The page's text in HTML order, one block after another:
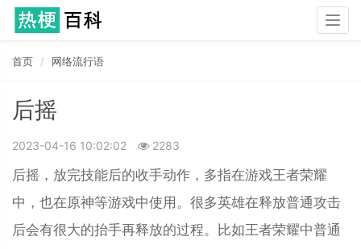
首页 网络流行语
后摇
2023-04-16 10:02:02 2283
后摇，放完技能后的收手动作，多指在游戏王者荣耀
中，也在原神等游戏中使用。很多英雄在释放普通攻击
后会有很大的抬手再释放的过程。比如王者荣耀中普通